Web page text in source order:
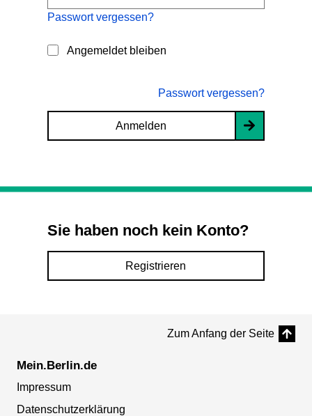
Passwort vergessen?
Angemeldet bleiben
Passwort vergessen?
Anmelden
Sie haben noch kein Konto?
Registrieren
Zum Anfang der Seite
Mein.Berlin.de
Impressum
Datenschutzerklärung